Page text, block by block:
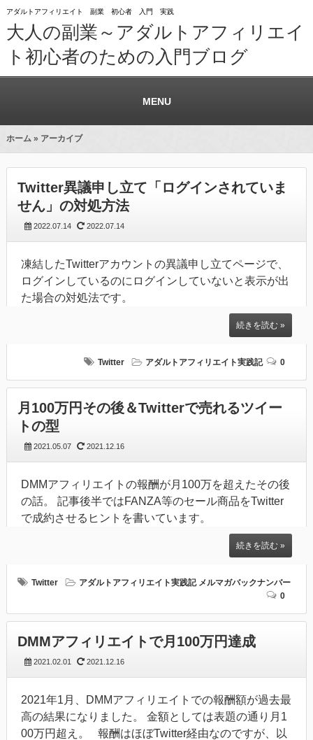
アダルトアフィリエイト 副業 初心者 入門 実践
大人の副業～アダルトアフィリエイ
ト初心者のための入門ブログ
MENU
ホーム» アーカイブ
Twitter異議申し立て「ログインされていま
せん」の対処方法
2022.07.14 2022.07.14
凍結したTwitterアカウントの異議申し立てページで、
ログインしているのにログインしていないと表示が出
た場合の対処法です。
続きを読む »
Twitter アダルトアフィリエイト実践記 0
月100万円その後＆Twitterで売れるツイー
トの型
2021.05.07 2021.12.16
DMMアフィリエイトの報酬が月100万を超えたその後
の話。 記事後半ではFANZA等のセール商品をTwitter
で成約させるヒントを書いています。
続きを読む »
Twitter アダルトアフィリエイト実践記 メルマガバックナンバー
0
DMMアフィリエイトで月100万円達成
2021.02.01 2021.12.16
2021年1月、DMMアフィリエイトでの報酬額が過去最
高の結果になりました。 金額としては表題の通り月1
00万円超え。 報酬はほぼTwitter経由なのですが、以